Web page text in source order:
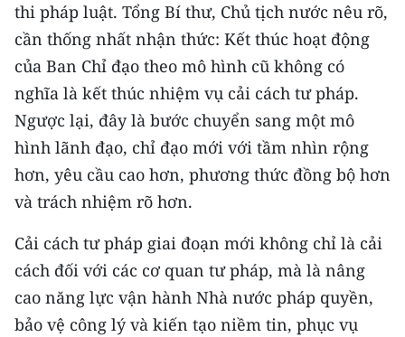
中文
FRANÇAIS
РУССКИЙ
ESPAÑOL
한국어
thi pháp luật. Tổng Bí thư, Chủ tịch nước nêu rõ,
cần thống nhất nhận thức: Kết thúc hoạt động
của Ban Chỉ đạo theo mô hình cũ không có
nghĩa là kết thúc nhiệm vụ cải cách tư pháp.
Ngược lại, đây là bước chuyển sang một mô
hình lãnh đạo, chỉ đạo mới với tầm nhìn rộng
hơn, yêu cầu cao hơn, phương thức đồng bộ hơn
và trách nhiệm rõ hơn.
Cải cách tư pháp giai đoạn mới không chỉ là cải
cách đối với các cơ quan tư pháp, mà là nâng
cao năng lực vận hành Nhà nước pháp quyền,
bảo vệ công lý và kiến tạo niềm tin, phục vụ